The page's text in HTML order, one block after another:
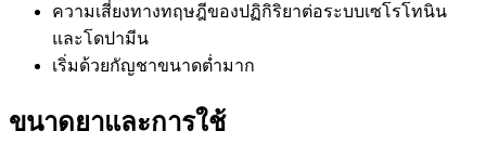
ความเสี่ยงทางทฤษฎีของปฏิกิริยาต่อระบบเซโรโทนิน
และโดปามีน
เริ่มด้วยกัญชาขนาดต่ำมาก
ขนาดยาและการใช้